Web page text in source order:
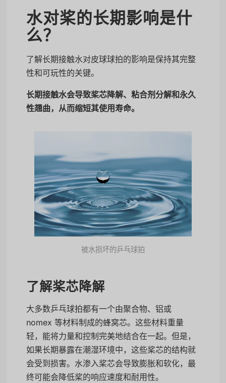
水对桨的长期影响是什
么？
了解长期接触水对皮球球拍的影响是保持其完整
性和可玩性的关键。
长期接触水会导致桨芯降解、粘合剂分解和永久
性翘曲，从而缩短其使用寿命。
被水损坏的乒乓球拍
了解桨芯降解
大多数乒乓球拍都有一个由聚合物、铝或
nomex 等材料制成的蜂窝芯。这些材料重量
轻，能将力量和控制完美地结合在一起。但是，
如果长期暴露在潮湿环境中，这些桨芯的结构就
会受到损害。水渗入桨芯会导致膨胀和软化，最
终可能会降低桨的响应速度和耐用性。